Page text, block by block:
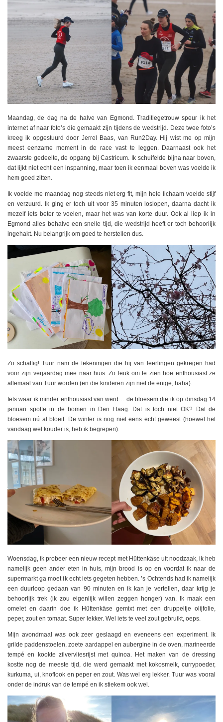
Maandag, de dag na de halve van Egmond. Traditiegetrouw speur ik het
internet af naar foto’s die gemaakt zijn tijdens de wedstrijd. Deze twee foto’s
kreeg ik opgestuurd door Jerrel Baas, van Run2Day. Hij wist me op mijn
meest eenzame moment in de race vast te leggen. Daarnaast ook het
zwaarste gedeelte, de opgang bij Castricum. Ik schuifelde bijna naar boven,
dat lijkt niet echt een inspanning, maar toen ik eenmaal boven was voelde ik
hem goed zitten.
Ik voelde me maandag nog steeds niet erg fit, mijn hele lichaam voelde stijf
en verzuurd. Ik ging er toch uit voor 35 minuten loslopen, daarna dacht ik
mezelf iets beter te voelen, maar het was van korte duur. Ook al liep ik in
Egmond alles behalve een snelle tijd, die wedstrijd heeft er toch behoorlijk
ingehakt. Nu belangrijk om goed te herstellen dus.
Zo schattig! Tuur nam de tekeningen die hij van leerlingen gekregen had
voor zijn verjaardag mee naar huis. Zo leuk om te zien hoe enthousiast ze
allemaal van Tuur worden (en die kinderen zijn niet de enige, haha).
Iets waar ik minder enthousiast van werd… de bloesem die ik op dinsdag 14
januari spotte in de bomen in Den Haag. Dat is toch niet OK? Dat de
bloesem nú al bloeit. De winter is nog niet eens echt geweest (hoewel het
vandaag wel kouder is, heb ik begrepen).
Woensdag, ik probeer een nieuw recept met Hüttenkäse uit noodzaak, ik heb
namelijk geen ander eten in huis, mijn brood is op en voordat ik naar de
supermarkt ga moet ik echt iets gegeten hebben. ’s Ochtends had ik namelijk
een duurloop gedaan van 90 minuten en ik kan je vertellen, daar krijg je
behoorlijk trek (ik zou eigenlijk willen zeggen honger) van. Ik maak een
omelet en daarin doe ik Hüttenkäse gemixt met een druppeltje olijfolie,
peper, zout en tomaat. Super lekker. Wel iets te veel zout gebruikt, oeps.
Mijn avondmaal was ook zeer geslaagd en eveneens een experiment. Ik
grilde paddenstoelen, zoete aardappel en aubergine in de oven, marineerde
tempé en kookte zilvervliesrijst met quinoa. Het maken van de dressing
kostte nog de meeste tijd, die werd gemaakt met kokosmelk, currypoeder,
kurkuma, ui, knoflook en peper en zout. Was wel erg lekker. Tuur was vooral
onder de indruk van de tempé en ik stiekem ook wel.